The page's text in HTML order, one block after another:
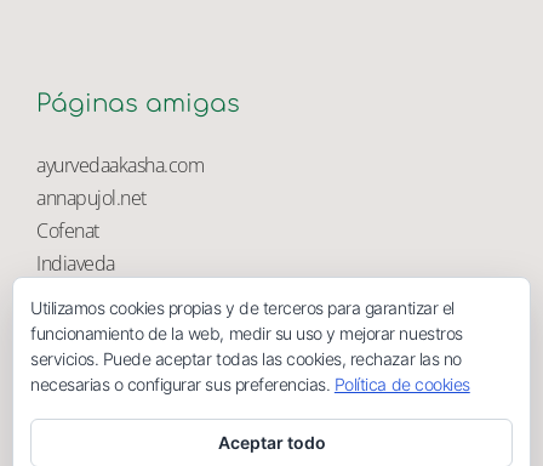
Páginas amigas
ayurvedaakasha.com
annapujol.net
Indiaveda
Magnolia
Utilizamos cookies propias y de terceros para garantizar el
funcionamiento de la web, medir su uso y mejorar nuestros
servicios. Puede aceptar todas las cookies, rechazar las no
necesarias o configurar sus preferencias. Política de cookies
Aceptar todo